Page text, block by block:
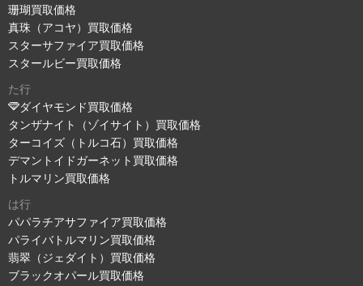
珊瑚買取価格
真珠（アコヤ）買取価格
スターサファイア買取価格
スタールビー買取価格
た行
ダイヤモンド買取価格
タンザナイト（ゾイサイト）買取価格
ターコイズ（トルコ石）買取価格
デマントイドガーネット買取価格
トルマリン買取価格
は行
パパラチアサファイア買取価格
パライバトルマリン買取価格
翡翠（ジェダイト）買取価格
ブラックオパール買取価格